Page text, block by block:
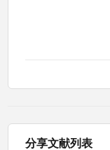
分享文献列表